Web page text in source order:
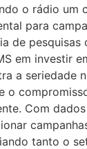
o rádio um
para
de pesquisas
em investir
a seriedade
o
Com
tanto o